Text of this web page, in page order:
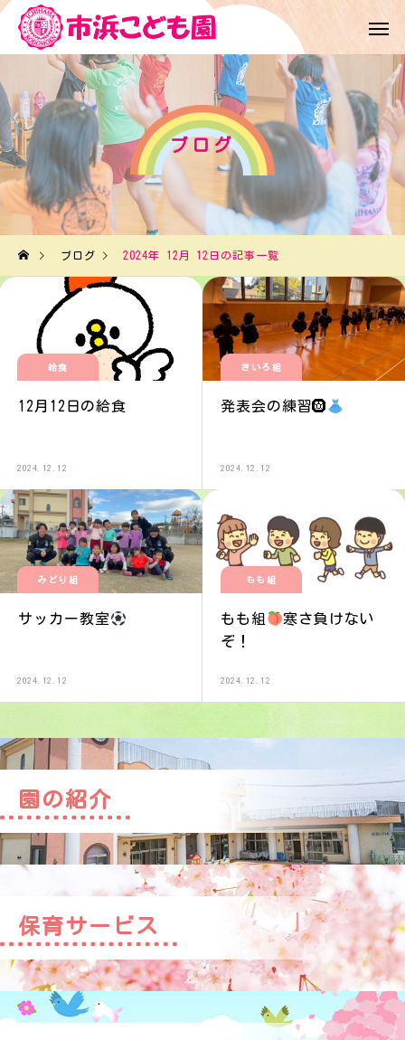
ブログ
ブログ 2024年 12月 12日の記事一覧
給食
12月12日の給食
2024.12.12
きいろ組
発表会の練習🛞
2024.12.12
みどり組
サッカー教室
2024.12.12
もも組
もも組
寒さ負けない
ぞ！
2024.12.12
園の紹介
保育サービス